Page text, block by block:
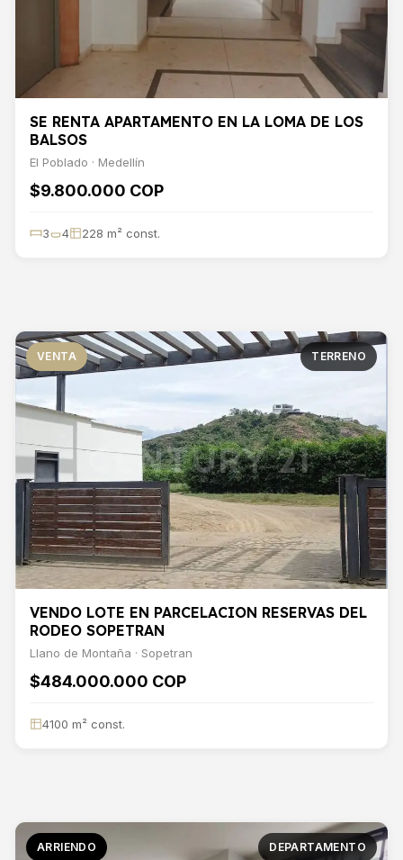
SE RENTA APARTAMENTO EN LA LOMA DE LOS
BALSOS
El Poblado · Medellín
$9.800.000 COP
3 4 228 m² const.
VENTA TERRENO
VENDO LOTE EN PARCELACION RESERVAS DEL
RODEO SOPETRAN
Llano de Montaña · Sopetran
$484.000.000 COP
4100 m² const.
ARRIENDO DEPARTAMENTO